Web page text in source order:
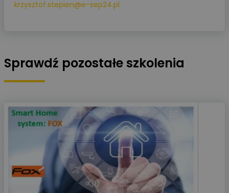
krzysztof.stepien@e-sep24.pl
Sprawdź pozostałe szkolenia